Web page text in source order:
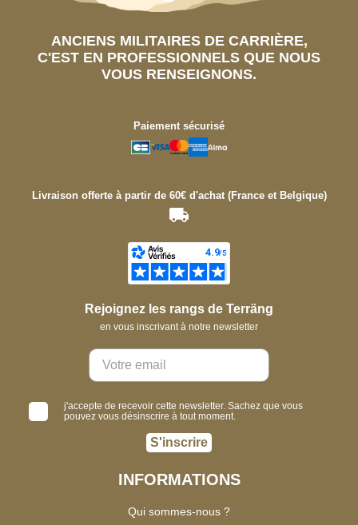
ANCIENS MILITAIRES DE CARRIÈRE,
C'EST EN PROFESSIONNELS QUE NOUS
VOUS RENSEIGNONS.
Paiement sécurisé
Livraison offerte à partir de 60€ d'achat (France et Belgique)
Rejoignez les rangs de Terräng
en vous inscrivant à notre newsletter
j'accepte de recevoir cette newsletter. Sachez que vous
pouvez vous désinscrire à tout moment.
S'inscrire
INFORMATIONS
Qui sommes-nous ?